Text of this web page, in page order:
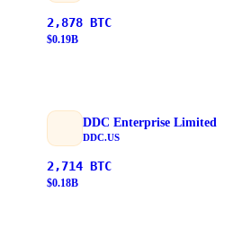
2,878 BTC
$0.19B
DDC Enterprise Limited
DDC.US
2,714 BTC
$0.18B